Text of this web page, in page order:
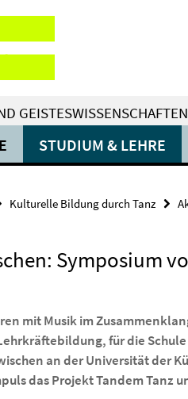
GEISTESWISSENSCHAFTEN
STUDIUM & LEHRE
Kulturelle Bildung durch Tanz
Symposium
mit Musik im
für die
an der Universität der
das Projekt Tandem Tanz